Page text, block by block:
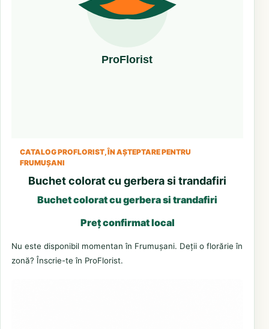
CATALOG PROFLORIST, ÎN AȘTEPTARE PENTRU
FRUMUȘANI
Buchet colorat cu gerbera si trandafiri
Buchet colorat cu gerbera si trandafiri
Preț confirmat local
Nu este disponibil momentan în Frumușani. Deții o florărie în
zonă? Înscrie-te în ProFlorist.